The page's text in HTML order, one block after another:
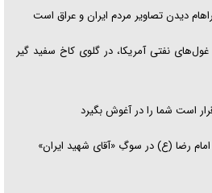
دیدن تصاویر مردم ایران و عراق است
غول‌های نفتی آمریکا، در گلوی کاخ سفید گیر
است شما را در آغوش بگیرد
رضا (ع) در سوگِ «آقای شهید ایران»